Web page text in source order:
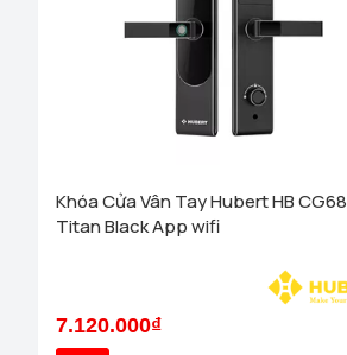
Khóa Cửa Vân Tay Hubert HB CG68
Titan Black App wifi
7.120.000₫